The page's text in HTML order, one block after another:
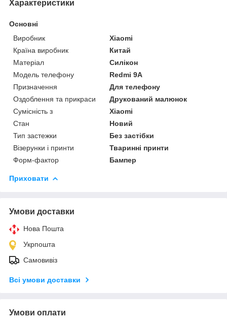
Характеристики
Основні
Виробник
Xiaomi
Країна виробник
Китай
Матеріал
Силікон
Модель телефону
Redmi 9A
Призначення
Для телефону
Оздоблення та прикраси
Друкований малюнок
Сумісність з
Xiaomi
Стан
Новий
Тип застежки
Без застібки
Візерунки і принти
Тваринні принти
Форм-фактор
Бампер
Приховати
Умови доставки
Нова Пошта
Укрпошта
Самовивіз
Всі умови доставки
Умови оплати